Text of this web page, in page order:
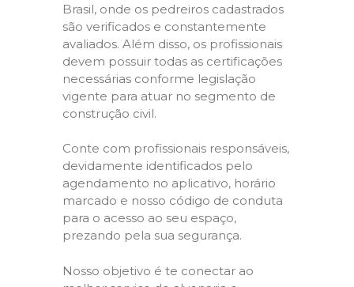
Brasil, onde os pedreiros cadastrados
são verificados e constantemente
avaliados. Além disso, os profissionais
devem possuir todas as certificações
necessárias conforme legislação
vigente para atuar no segmento de
construção civil.
Conte com profissionais responsáveis,
devidamente identificados pelo
agendamento no aplicativo, horário
marcado e nosso código de conduta
para o acesso ao seu espaço,
prezando pela sua segurança.
Nosso objetivo é te conectar ao